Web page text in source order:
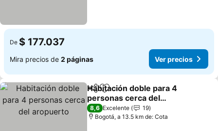
De $ 177.037
Mira precios de 2 páginas Ver precios
CompartirAgregar a favoritos
Habitación doble para 4
personas cerca del
aropuerto
8,6 Excelente
19
Bogotá, a 13.5 km de: Cota